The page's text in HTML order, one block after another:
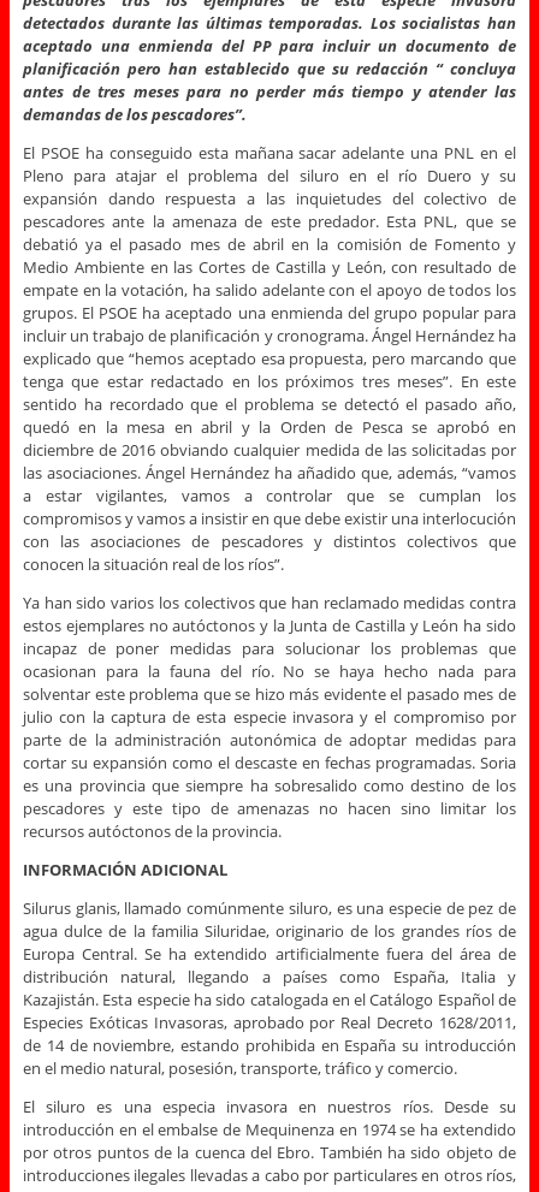
detectados durante las últimas temporadas. Los socialistas han
aceptado una enmienda del PP para incluir un documento de
planificación pero han establecido que su redacción “ concluya
antes de tres meses para no perder más tiempo y atender las
demandas de los pescadores”.
El PSOE ha conseguido esta mañana sacar adelante una PNL en el
Pleno para atajar el problema del siluro en el río Duero y su
expansión dando respuesta a las inquietudes del colectivo de
pescadores ante la amenaza de este predador. Esta PNL, que se
debatió ya el pasado mes de abril en la comisión de Fomento y
Medio Ambiente en las Cortes de Castilla y León, con resultado de
empate en la votación, ha salido adelante con el apoyo de todos los
grupos. El PSOE ha aceptado una enmienda del grupo popular para
incluir un trabajo de planificación y cronograma. Ángel Hernández ha
explicado que “hemos aceptado esa propuesta, pero marcando que
tenga que estar redactado en los próximos tres meses”. En este
sentido ha recordado que el problema se detectó el pasado año,
quedó en la mesa en abril y la Orden de Pesca se aprobó en
diciembre de 2016 obviando cualquier medida de las solicitadas por
las asociaciones. Ángel Hernández ha añadido que, además, “vamos
a estar vigilantes, vamos a controlar que se cumplan los
compromisos y vamos a insistir en que debe existir una interlocución
con las asociaciones de pescadores y distintos colectivos que
conocen la situación real de los ríos”.
Ya han sido varios los colectivos que han reclamado medidas contra
estos ejemplares no autóctonos y la Junta de Castilla y León ha sido
incapaz de poner medidas para solucionar los problemas que
ocasionan para la fauna del río. No se haya hecho nada para
solventar este problema que se hizo más evidente el pasado mes de
julio con la captura de esta especie invasora y el compromiso por
parte de la administración autonómica de adoptar medidas para
cortar su expansión como el descaste en fechas programadas. Soria
es una provincia que siempre ha sobresalido como destino de los
pescadores y este tipo de amenazas no hacen sino limitar los
recursos autóctonos de la provincia.
INFORMACIÓN ADICIONAL
Silurus glanis, llamado comúnmente siluro, es una especie de pez de
agua dulce de la familia Siluridae, originario de los grandes ríos de
Europa Central. Se ha extendido artificialmente fuera del área de
distribución natural, llegando a países como España, Italia y
Kazajistán. Esta especie ha sido catalogada en el Catálogo Español de
Especies Exóticas Invasoras, aprobado por Real Decreto 1628/2011,
de 14 de noviembre, estando prohibida en España su introducción
en el medio natural, posesión, transporte, tráfico y comercio.
El siluro es una especia invasora en nuestros ríos. Desde su
introducción en el embalse de Mequinenza en 1974 se ha extendido
por otros puntos de la cuenca del Ebro. También ha sido objeto de
introducciones ilegales llevadas a cabo por particulares en otros ríos,